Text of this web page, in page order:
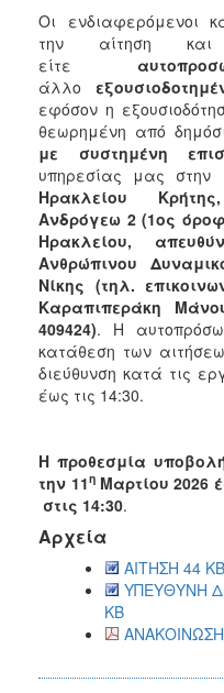
Οι ενδιαφερόμενοι
την αίτηση
είτε
άλλο
εφόσον η
θεωρημένη από
με συστημένη
υπηρεσίας μας στην
Ηρακλείου
Ανδρόγεω 2 (1ος
Ηρακλείου,
Ανθρώπινου
Νίκης (τηλ.
Καραπιπεράκη
409424). Η
κατάθεση των
διεύθυνση κατά τις
έως τις 14:30.
Η προθεσμία
την 11η Μαρτίου 2026
στις 14:30.
Αρχεία
ΑΙΤΗΣΗ 44 KB
ΥΠΕΥΘΥΝΗ
KB